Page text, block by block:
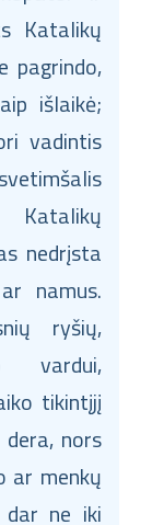
Katalikų
pagrindo,
išlaikė;
vadintis
nedrįsta
namus.
ryšių,
vardui,
tikintįjį
nors
ar menkų
dar ne iki